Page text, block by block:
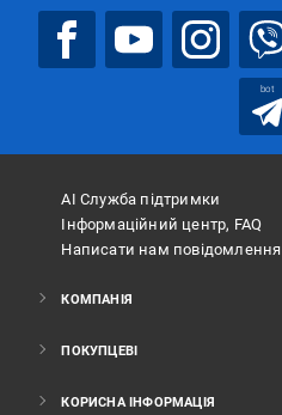
bot
АІ Служба підтримки
Інформаційний центр, FAQ
Написати нам повідомлення
КОМПАНІЯ
ПОКУПЦЕВІ
КОРИСНА ІНФОРМАЦІЯ